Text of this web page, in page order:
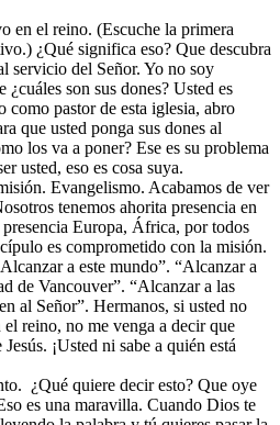
en el reino. (Escuche la primera
¿Qué significa eso? Que descubra
servicio del Señor. Yo no soy
¿cuáles son sus dones? Usted es
como pastor de esta iglesia, abro
que usted ponga sus dones al
los va a poner? Ese es su problema
usted, eso es cosa suya.
Evangelismo. Acabamos de ver
tenemos ahorita presencia en
Europa, África, por todos
es comprometido con la misión.
a este mundo”. “Alcanzar a
de Vancouver”. “Alcanzar a las
al Señor”. Hermanos, si usted no
reino, no me venga a decir que
¡Usted ni sabe a quién está
¿Qué quiere decir esto? Que oye
es una maravilla. Cuando Dios te